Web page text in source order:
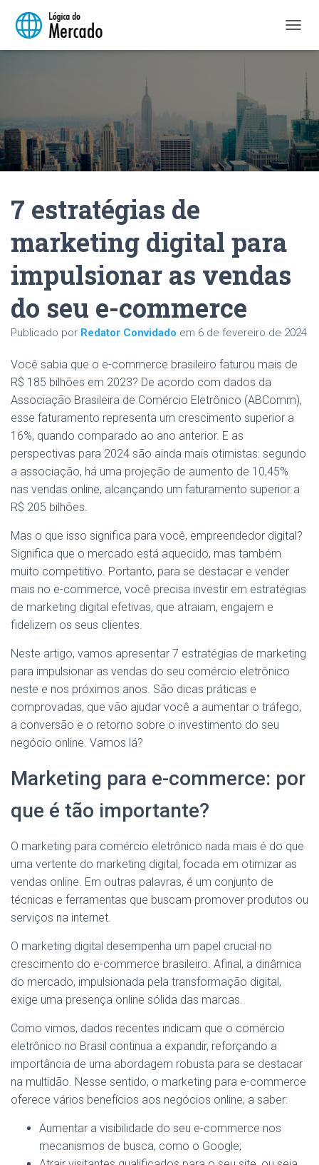
L
A
R
N
A
V
7 estratégias de
marketing digital para
impulsionar as vendas
do seu e-commerce
Publicado por Redator Convidado em 6 de fevereiro de 2024
Você sabia que o e-commerce brasileiro faturou mais de
R$ 185 bilhões em 2023? De acordo com dados da
Associação Brasileira de Comércio Eletrônico (ABComm),
esse faturamento representa um crescimento superior a
16%, quando comparado ao ano anterior. E as
perspectivas para 2024 são ainda mais otimistas: segundo
a associação, há uma projeção de aumento de 10,45%
nas vendas online, alcançando um faturamento superior a
R$ 205 bilhões.
Mas o que isso significa para você, empreendedor digital?
Significa que o mercado está aquecido, mas também
muito competitivo. Portanto, para se destacar e vender
mais no e-commerce, você precisa investir em estratégias
de marketing digital efetivas, que atraiam, engajem e
fidelizem os seus clientes.
Neste artigo, vamos apresentar 7 estratégias de marketing
para impulsionar as vendas do seu comércio eletrônico
neste e nos próximos anos. São dicas práticas e
comprovadas, que vão ajudar você a aumentar o tráfego,
a conversão e o retorno sobre o investimento do seu
negócio online. Vamos lá?
Marketing para e-commerce: por
que é tão importante?
O marketing para comércio eletrônico nada mais é do que
uma vertente do marketing digital, focada em otimizar as
vendas online. Em outras palavras, é um conjunto de
técnicas e ferramentas que buscam promover produtos ou
serviços na internet.
O marketing digital desempenha um papel crucial no
crescimento do e-commerce brasileiro. Afinal, a dinâmica
do mercado, impulsionada pela transformação digital,
exige uma presença online sólida das marcas.
Como vimos, dados recentes indicam que o comércio
eletrônico no Brasil continua a expandir, reforçando a
importância de uma abordagem robusta para se destacar
na multidão. Nesse sentido, o marketing para e-commerce
oferece vários benefícios aos negócios online, a saber:
Aumentar a visibilidade do seu e-commerce nos
mecanismos de busca, como o Google;